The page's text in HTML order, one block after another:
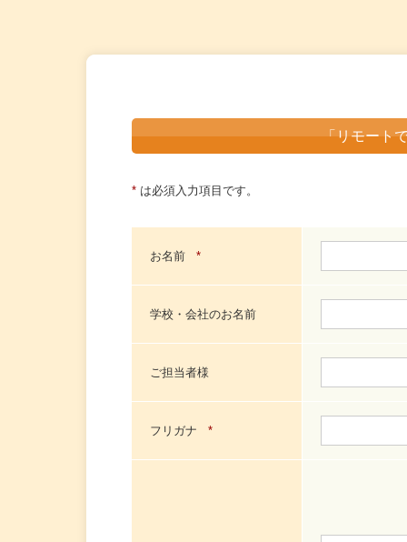
「リモート
* は必須入力項目です。
お名前 *
学校・会社のお名前
ご担当者様
フリガナ *